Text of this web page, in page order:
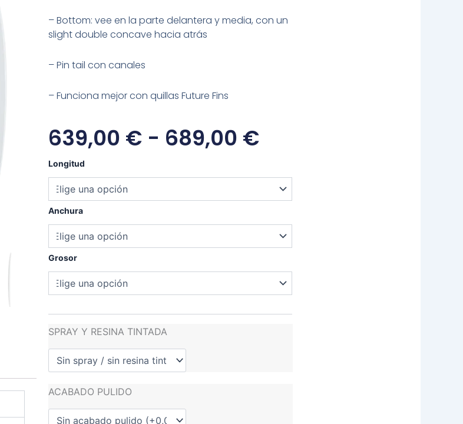
– Bottom: vee en la parte delantera y media, con un
slight double concave hacia atrás
– Pin tail con canales
– Funciona mejor con quillas Future Fins
639,00 € - 689,00 €Rango
Precios:
Desde
639,00 €
Hasta
689,00 €
Longitud
Anchura
Grosor
SPRAY Y RESINA TINTADA
ACABADO PULIDO
Emery
cantidad